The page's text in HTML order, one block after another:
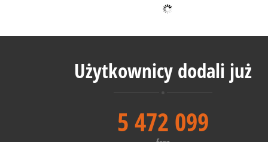
Użytkownicy dodali już
5 472 099